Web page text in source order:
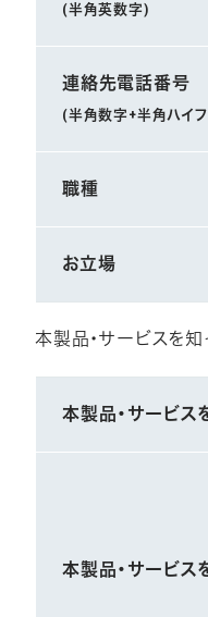
(半角英数字)
連絡先電話番号
(半角数字+半角ハイ
職種
お立場
本製品・サービスを知
本製品・サービス
本製品・サービス